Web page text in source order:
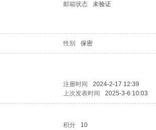
邮箱状态 未验证
性别 保密
注册时间 2024-2-17 12:39
上次发表时间 2025-3-6 10:03
积分 10